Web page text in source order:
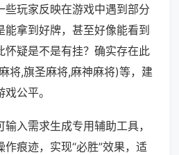
些玩家反映在游戏中遇到部分
拿到好牌，甚至好像能看到
怀疑是不是有挂？确实存在此
将,旗圣麻将,麻神麻将)等，建
公平。
入需求生成专用辅助工具，
痕迹，实现“必胜”效果，适